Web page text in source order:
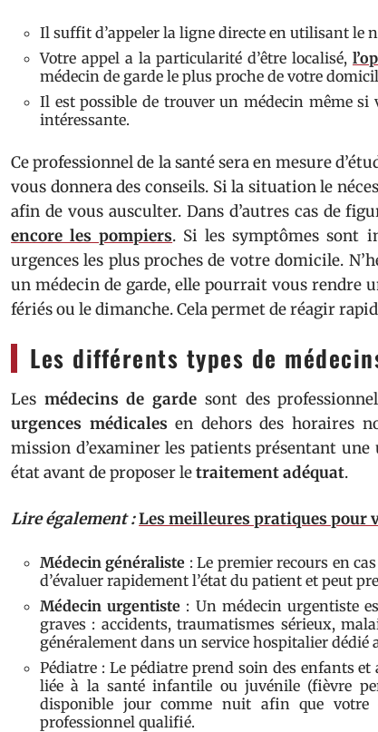
Il suffit d’appeler la ligne directe en utilisant le
Votre appel a la particularité d’être localisé,
médecin de garde le plus proche de votre
Il est possible de trouver un médecin même si
intéressante.
Ce professionnel de la santé sera en mesure
vous donnera des conseils. Si la situation le
afin de vous ausculter. Dans d’autres cas de
encore les pompiers. Si les symptômes sont
urgences les plus proches de votre domicile.
un médecin de garde, elle pourrait vous rendre
fériés ou le dimanche. Cela permet de réagir
Les différents types de
Les médecins de garde sont des
urgences médicales en dehors des horaires
mission d’examiner les patients présentant
état avant de proposer letraitement adéquat.
Lire également :Les meilleures pratiques pour
Médecin généraliste : Le premier recours en
d’évaluer rapidement l’état du patient et peut
Médecin urgentiste : Un médecin urgentiste
graves : accidents, traumatismes sérieux,
généralement dans un service hospitalier dédié
Pédiatre : Le pédiatre prend soin des enfants et
liée à la santé infantile ou juvénile (fièvre
disponible jour comme nuit afin que
professionnel qualifié.